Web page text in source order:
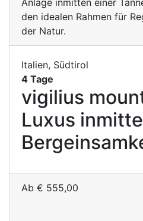
Italien, Südtirol
4 Tage
vigilius
Luxus
Ab € 555,00